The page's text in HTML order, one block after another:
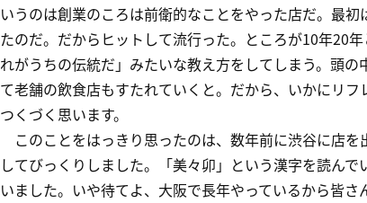
いうのは創業のころは前衛的なことをやった店だ。最
たのだ。だからヒットして流行った。ところが10年20
れがうちの伝統だ」みたいな教え方をしてしまう。頭
て老舗の飲食店もすたれていくと。だから、いかにリ
つくづく思います。
このことをはっきり思ったのは、数年前に渋谷に店
してびっくりしました。「美々卯」という漢字を読ん
いました。いや待てよ、大阪で長年やっているから皆さ